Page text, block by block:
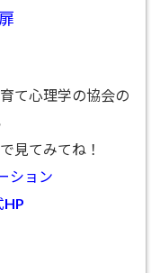
て心理学の協会の
見てみてね！
ション
HP